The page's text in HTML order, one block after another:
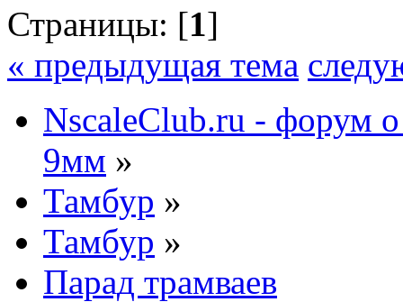
Страницы: [1]
« предыдущая тема
NscaleClub.ru - форум
9мм »
Тамбур »
Тамбур »
Парад трамваев